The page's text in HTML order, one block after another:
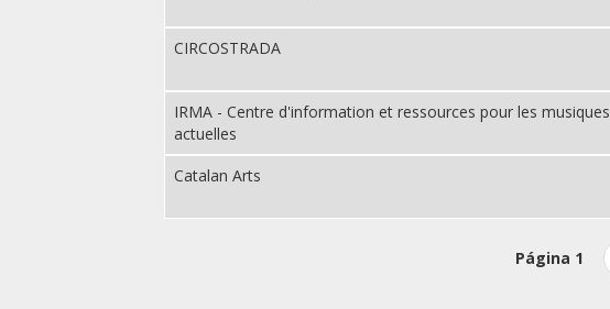
CIRCOSTRADA
IRMA - Centre d'information et ressources pour les musiques
actuelles
Catalan Arts
Página 1